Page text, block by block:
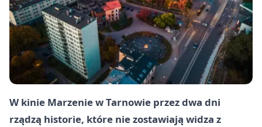
W kinie Marzenie w Tarnowie przez dwa dni
rządzą historie, które nie zostawiają widza z